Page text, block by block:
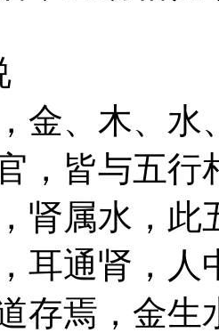
、木、水
，皆与五
肾属水，此
耳通肾，
存焉，金生